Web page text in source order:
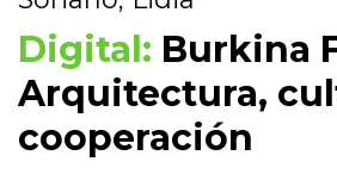
Digital: Burkina
Arquitectura,
cooperación